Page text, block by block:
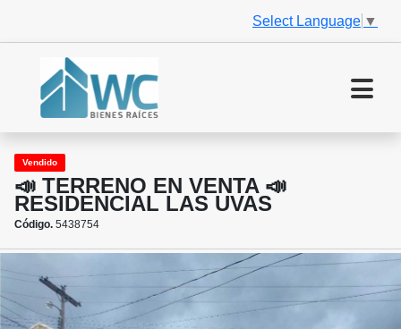
Select Language ▼
Vendido
📣 TERRENO EN VENTA 📣
RESIDENCIAL LAS UVAS
Código. 5438754